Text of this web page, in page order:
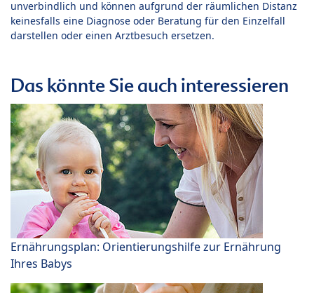
unverbindlich und können aufgrund der räumlichen Distanz
keinesfalls eine Diagnose oder Beratung für den Einzelfall
darstellen oder einen Arztbesuch ersetzen.
Das könnte Sie auch interessieren
Ernährungsplan: Orientierungshilfe zur Ernährung
Ihres Babys